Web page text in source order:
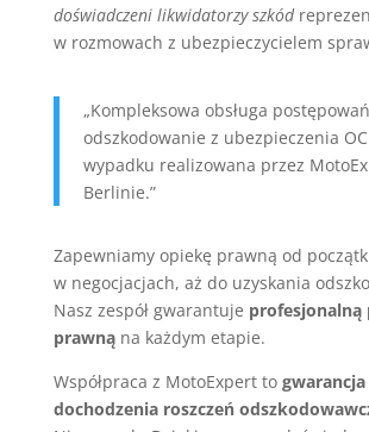
doświadczeni likwidatorzy szkód
w rozmowach z ubezpieczycielem
„Kompleksowa obsługa
odszkodowanie z ubezpieczenia
wypadku realizowana przez
Berlinie.”
Zapewniamy opiekę prawną od
w negocjacjach, aż do uzyskania
Nasz zespół gwarantuje profesjonalną
prawnąna każdym etapie.
Współpraca z MotoExpert to
dochodzenia roszczeń